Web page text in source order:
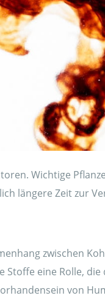
Wichtige
längere Zeit zur
zwischen
eine Rolle,
von